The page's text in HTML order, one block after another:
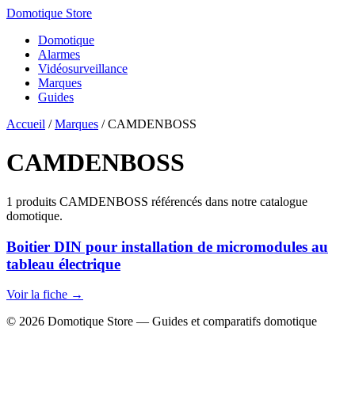
Domotique Store
Domotique
Alarmes
Vidéosurveillance
Marques
Guides
Accueil /Marques /CAMDENBOSS
CAMDENBOSS
1 produits CAMDENBOSS référencés dans notre catalogue
domotique.
Boitier DIN pour installation de micromodules au
tableau électrique
Voir la fiche →
© 2026 Domotique Store — Guides et comparatifs domotique